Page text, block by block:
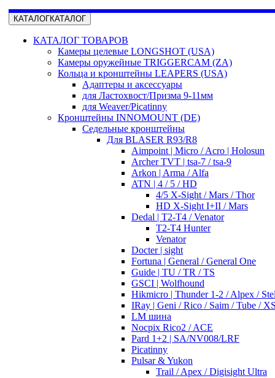
КАТАЛОГКАТАЛОГ
КАТАЛОГ ТОВАРОВ
Камеры целевые LONGSHOT (USA)
Камеры оружейные TRIGGERCAM (ZA)
Кольца и кронштейны LEAPERS (USA)
Адаптеры и аксессуары
для Ластохвост/Призма 9-11мм
для Weaver/Picatinny
Кронштейны INNOMOUNT (DE)
Седельные кронштейны
Для BLASER R93/R8
Aimpoint | Micro / Acro | Holosun
Archer TVT | tsa-7 / tsa-9
Arkon | Arma / Alfa
ATN | 4 / 5 / HD
4/5 X-Sight / Mars / Thor
HD X-Sight I+II / Mars
Dedal | T2-T4 / Venator
T2-T4 Hunter
Venator
Docter | sight
Fortuna | General / General One
Guide | TU / TR / TS
GSCI | Wolfhound
Hikmicro | Thunder 1-2 / Alpex /
IRay | Geni / Rico / Saim / Tube /
LM шина
Nocpix Rico2 / ACE
Pard 1+2 | SA/NV008/LRF
Picatinny
Pulsar & Yukon
Trail / Apex / Digisight Ultra